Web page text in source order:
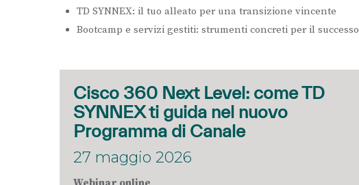
TD SYNNEX: il tuo alleato per una transizione vincente
Bootcamp e servizi gestiti: strumenti concreti per il successo
Cisco 360 Next Level: come TD
SYNNEX ti guida nel nuovo
Programma di Canale
27 maggio 2026